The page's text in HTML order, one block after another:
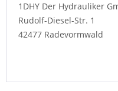
1DHY Der Hydrauliker
Rudolf-Diesel-Str. 1
42477 Radevormwald